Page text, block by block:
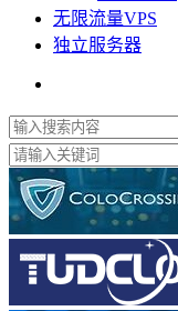
无限流量VPS
独立服务器